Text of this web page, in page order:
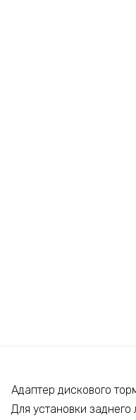
Адаптер дискового
Для установки